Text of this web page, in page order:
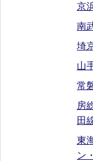
京
南
埼
山
常
房
田
東
ン